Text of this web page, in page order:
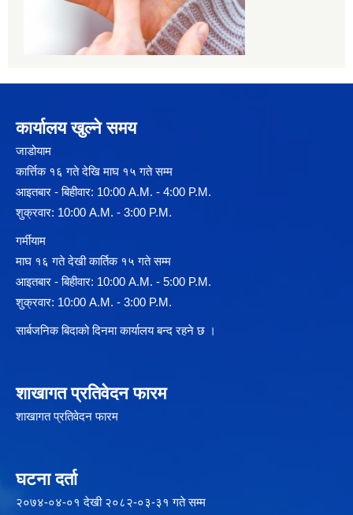
कार्यालय खुल्ने समय
जाडोयाम
कार्त्तिक १६ गते देखि माघ १५ गते सम्म
आइतबार - बिहीवार: 10:00 A.M. - 4:00 P.M.
शुक्रवार: 10:00 A.M. - 3:00 P.M.
गर्मीयाम
माघ १६ गते देखी कार्तिक १५ गते सम्म
आइतबार - बिहीवार: 10:00 A.M. - 5:00 P.M.
शुक्रवार: 10:00 A.M. - 3:00 P.M.
सार्बजनिक बिदाको दिनमा कार्यालय बन्द रहने छ ।
शाखागत प्रतिवेदन फारम
शाखागत प्रतिवेदन फारम
घटना दर्ता
२‍०७४-०४-०१ देखी २०८२-०३-३१ गते सम्म